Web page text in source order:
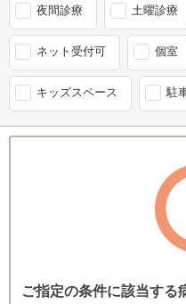
夜間診療 土曜診療
ネット受付可 個室
キッズスペース 駐
ご指定の条件に該当する